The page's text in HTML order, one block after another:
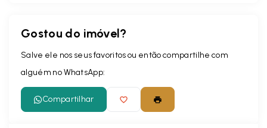
Gostou do imóvel?
Salve ele nos seus favoritos ou então compartilhe com
alguém no WhatsApp:
Compartilhar